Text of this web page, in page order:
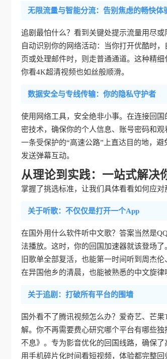
无限流量与智能分流：告别焦虑的畅快体
追剧最怕什么？看到关键处提示流量用尽
自动识别你的网络活动：当你打开优酷时
页或处理邮件时，则走普通通道。这种精
你看4K超清视频也如丝般顺滑。
数据安全与专线传输：你的隐私守护者
使用网络工具，安全绝非小事。在连接回
密技术，确保你的个人信息、账号密码和
一条受保护的“高速公路”上直达目的地，
发送弹幕互动。
从理论到实践：一站式解决
掌握了挑选标准，让我们具体看看如何应
关于听歌：不仅仅是打开一个App
在国外用什么软件听中文歌？答案当然是
法播放。这时，你的回国加速器就该登场
旧歌单全部复活，也能第一时间听到周杰
在异国他乡的清晨，也能被熟悉的中文旋律
关于追剧：打破所有平台的围墙
国外看不了腾讯视频怎么办？爱奇艺、芒
解。你不再需要费心研究哪个平台有哪些
不息》。专为影音优化的回国线路，确保
用手机碎片化时间看短视频，体验都完整回